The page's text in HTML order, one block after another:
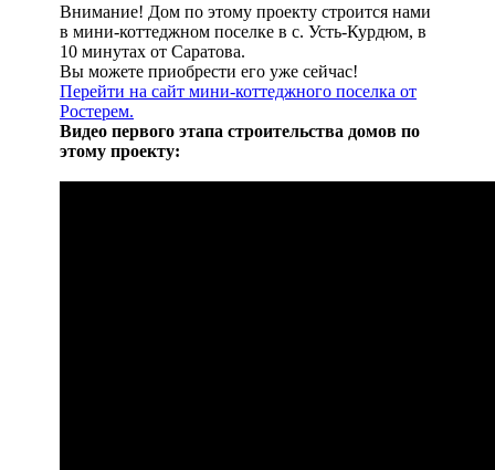
Внимание! Дом по этому проекту строится нами
в мини-коттеджном поселке в с. Усть-Курдюм, в
10 минутах от Саратова.
Вы можете приобрести его уже сейчас!
Перейти на сайт мини-коттеджного поселка от
Ростерем.
Видео первого этапа строительства домов по
этому проекту: